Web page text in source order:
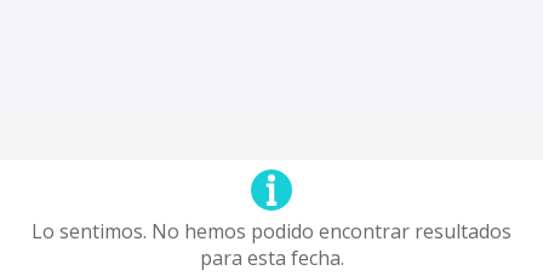
Lo sentimos. No hemos podido encontrar resultados
para esta fecha.